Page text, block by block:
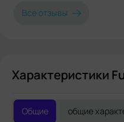
Все отзывы
Характеристики
Общие общие